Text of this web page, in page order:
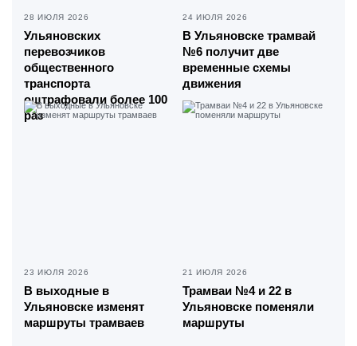
28 ИЮЛЯ 2026
Ульяновских
перевозчиков
общественного
транспорта
оштрафовали более 100
раз
24 ИЮЛЯ 2026
В Ульяновске трамвай
№6 получит две
временные схемы
движения
23 ИЮЛЯ 2026
В выходные в
Ульяновске изменят
маршруты трамваев
21 ИЮЛЯ 2026
Трамваи №4 и 22 в
Ульяновске поменяли
маршруты